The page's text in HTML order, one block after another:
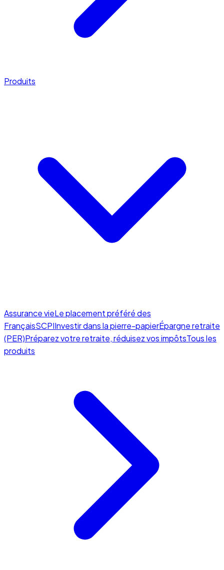
Produits
Assurance vieLe placement préféré des
FrançaisSCPIInvestir dans la pierre-papierÉpargne retraite
(PER)Préparez votre retraite, réduisez vos impôtsTous les
produits